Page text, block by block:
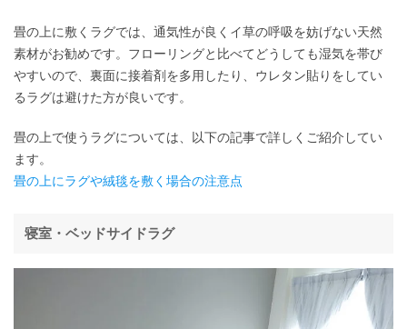
畳の上に敷くラグでは、通気性が良くイ草の呼吸を妨げない天然
素材がお勧めです。フローリングと比べてどうしても湿気を帯び
やすいので、裏面に接着剤を多用したり、ウレタン貼りをしてい
るラグは避けた方が良いです。
畳の上で使うラグについては、以下の記事で詳しくご紹介してい
ます。
畳の上にラグや絨毯を敷く場合の注意点
寝室・ベッドサイドラグ